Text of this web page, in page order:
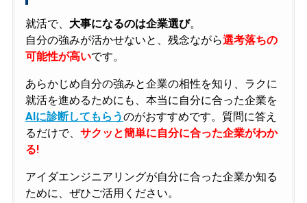
就活で、 大事になるのは企業選び。
自分の強みが活かせないと、残念ながら選考落ちの
可能性が高いです。
あらかじめ自分の強みと企業の相性を知り、ラクに
就活を進めるためにも、本当に自分に合った企業を
AIに診断してもらうのがおすすめです。質問に答え
るだけで、 サクッと簡単に自分に合った企業がわか
る!
アイダエンジニアリングが自分に合った企業か知る
ために、ぜひご活用ください。